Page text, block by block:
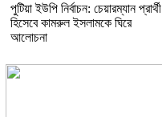
পুটিয়া ইউপি নির্বাচন: চেয়ারম্যান প্রার্থী
হিসেবে কামরুল ইসলামকে ঘিরে
আলোচনা